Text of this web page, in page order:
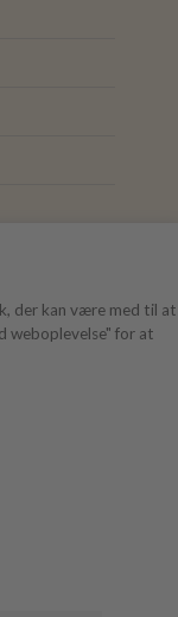
der kan være med til at
weboplevelse" for at